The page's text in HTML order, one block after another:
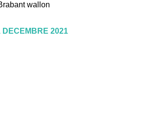
wallon
DECEMBRE 2021